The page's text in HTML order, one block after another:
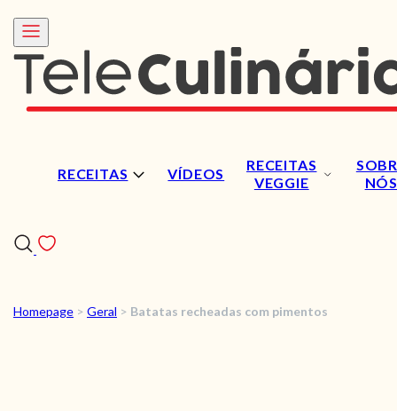
RECEITAS VÍDEOS
RECEITAS
VEGGIE
NÓS
RECEITAS
Homepage > Geral > Batatas recheadas com pimentos